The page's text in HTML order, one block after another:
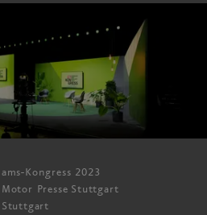
ams-Kongress 2023
Motor Presse Stuttgart
Stuttgart